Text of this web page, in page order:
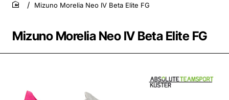
Mizuno Morelia Neo IV Beta Elite FG
home
Mizuno Morelia Neo IV Beta Elite FG